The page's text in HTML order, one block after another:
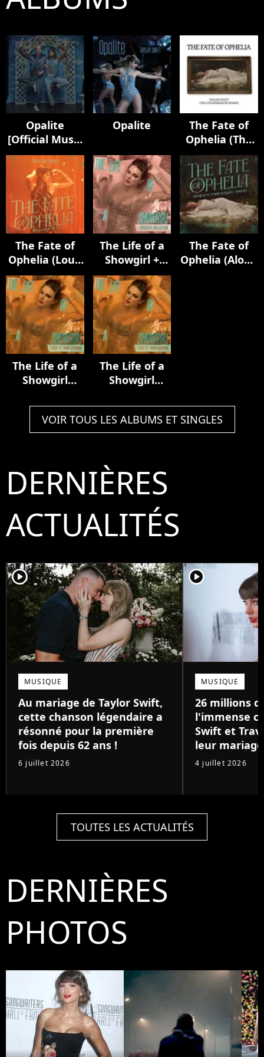
Opalite
[Official Music
Video
(Extended
Versions)]
Opalite
The Fate of
Ophelia (The
Chainsmokers
Remix)
The Fate of
Ophelia (Loud
Luxury Remix)
The Life of a
Showgirl +
Acoustic
Collection
The Fate of
Ophelia (Alone
The Life of a
Showgirl
Track Version)
The Life of a
Showgirl
Track Version)
VOIR TOUS LES ALBUMS ET SINGLES
DERNIÈRES
ACTUALITÉS
player2
MUSIQUE
Au mariage de Taylor Swift,
cette chanson légendaire a
résonné pour la première
fois depuis 62 ans !
6 juillet 2026
player2
MUSIQUE
26 millions
l'immense
Swift et
leur mariage
4 juillet 2026
TOUTES LES ACTUALITÉS
DERNIÈRES
PHOTOS